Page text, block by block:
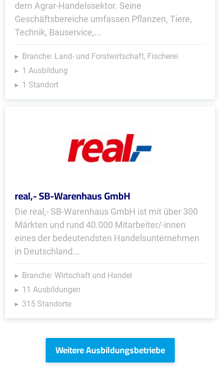
dem Agrar-Handelssektor. Seine
Geschäftsbereiche umfassen Pflanzen, Tiere,
Technik, Bauservice,...
Branche: Land- und Forstwirtschaft, Fischerei
1 Ausbildung
1 Standort
real,- SB-Warenhaus GmbH
Die real,- SB-Warenhaus GmbH ist mit über 300
Märkten und rund 40.000 Mitarbeiter/-innen
eines der bedeutendsten Handelsunternehmen
in Deutschland...
Branche: Wirtschaft und Handel
11 Ausbildungen
315 Standorte
Weitere Ausbildungsbetriebe